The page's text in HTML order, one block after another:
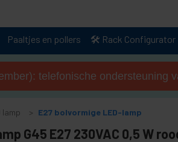
Paaltjes en pollers 🛠️ Rack Configurator
telefonische ondersteuning
lamp E27 bolvormige LED-lamp
G45 E27 230VAC 0,5 W